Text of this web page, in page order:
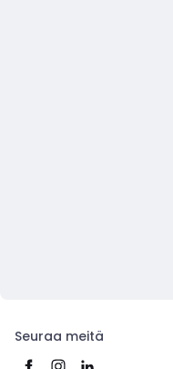
Seuraa meitä